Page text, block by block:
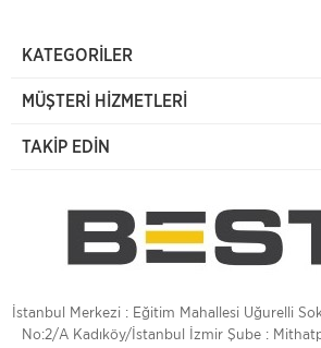
KATEGORILER
MÜŞTERI HIZMETLERI
TAKIP EDIN
İstanbul Merkezi : Eğitim Mahallesi Uğurelli
No:2/A Kadıköy/İstanbul İzmir Şube :